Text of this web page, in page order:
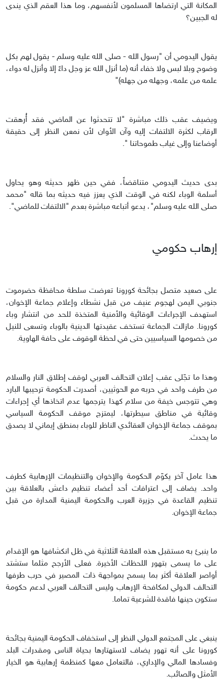
المكانة التي ارتضاها المسلمون لأنفسهم، وما هذا العقم الذي يندى
له الجبين؟
يقول اليدومي أن "رسول الله - صلى الله عليه وسلم - يقول لهم بكل
وضوح وبلا لبس ولا خفاء أنه (ما أنزل الله عز وجل داءً إلا وأنزل له دواء،
علمه من علمه، وجهله من جهله)"
ويضيف عقب ذلك مباشرة "لا تتحدثوا عن الماضي فقد أُرهقت
الرقاب لكثرة الالتفات إليه وآن الأوان لأن نمعن النظر إلى حقيقة
أوضاعنا وإلى غياب طموحاتنا ".
بدى حديث اليدومي متناقضاً، ففي حين ظهر حديثه وهو يحاول
أسلمة الوباء لكنه في الوقت الذي يعزز فيه حديثه بما قاله "محمد
صلى الله عليه وسلم"، يدعو أتباعه مباشرة بعدم "الالتفات للماضي".
إرهاب حكومي
على صعيد متصل بجائحة كورونا تعرضت سلطة محافظة حضرموت
جنوبي اليمن لهجوم عنيف من قبل نشطاء وإعلام جماعة الإخوان،
استهدف الإجراءات الوقائية والأمنية المتخذة للحد من انتشار وباء
كورونا. مازالت الجماعة تستخف عقيدتها الدينية بالوباء وتسعى للنيل
من خصومها السياسيين حتى في لحظة الوقوف على حافة الهاوية.
وهذا ما تجّلى عقب إعلان التحالف العربي لوقف إطلاق النار والسلام
من طرف واحد في حربه مع الحوثيين، أصدرت الحكومة ترحيبها البارد
وهي تتوجس خيفة من سلام كهذا يترجمها عدم اتخاذها أي إجراءات
وقائية في مناطق سيطرتها، ليمتزج موقف الحكومة السياسي
بموقف جماعة الإخوان العقائدي الناظر للوباء بمنطق إيماني لا يصدق
ما يحدث.
هذا عامل آخر يكوّم الحكومة والإخوان والتنظيمات الإرهابية كطرف
واحد. يضاف إلى اعترافات أحد أعضاء تنظيم داعش بالعلاقة بين
تنظيم القاعدة في جزيرة العرب والحكومة اليمنية المدارة من قبل
جماعة الإخوان.
ما ينبئ به مستقبل هذه العلاقة الثلاثية في ظل انكشافها هو الإقدام
على ما يسمى بتهور اللحظات الأخيرة. فعلى الأرجح مثلما ستشتد
أواصر العلاقة أكثر بما يسمح بمواجهة ذات المصير في حرب طرفها
التحالف الدولي لمكافحة الإرهاب وليس التحالف العربي لدعم حكومة
ستكون حينها فاقدة للشرعية تماما.
ينبغي على المجتمع الدولي النظر إلى استخفاف الحكومة اليمنية بجائحة
كورونا على أنه تهور يضاف لاستهتارها بحياة الناس ومقدرات البلد
وفسادها المالي والإداري، فالتعامل معها كمنظمة إرهابية هو الخيار
الأمثل والصائب.